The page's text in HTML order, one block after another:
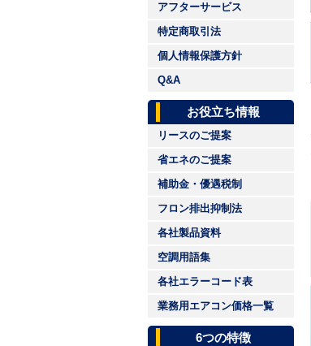
アフターサービス
特定商取引法
個人情報保護方針
Q&A
お役立ち情報
リースのご提案
省エネのご提案
補助金・優遇税制
フロン排出抑制法
各社製品資料
空調用語集
各社エラーコード表
業務用エアコン価格一覧
6つの特徴